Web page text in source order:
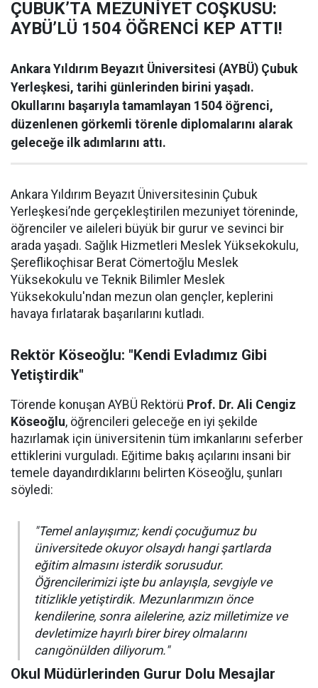
ÇUBUK’TA MEZUNİYET COŞKUSU:
AYBÜ’LÜ 1504 ÖĞRENCİ KEP ATTI!
Ankara Yıldırım Beyazıt Üniversitesi (AYBÜ) Çubuk
Yerleşkesi, tarihi günlerinden birini yaşadı.
Okullarını başarıyla tamamlayan 1504 öğrenci,
düzenlenen görkemli törenle diplomalarını alarak
geleceğe ilk adımlarını attı.
Ankara Yıldırım Beyazıt Üniversitesinin Çubuk
Yerleşkesi’nde gerçekleştirilen mezuniyet töreninde,
öğrenciler ve aileleri büyük bir gurur ve sevinci bir
arada yaşadı. Sağlık Hizmetleri Meslek Yüksekokulu,
Şereflikoçhisar Berat Cömertoğlu Meslek
Yüksekokulu ve Teknik Bilimler Meslek
Yüksekokulu'ndan mezun olan gençler, keplerini
havaya fırlatarak başarılarını kutladı.
Rektör Köseoğlu: "Kendi Evladımız Gibi
Yetiştirdik"
Törende konuşan AYBÜ Rektörü Prof. Dr. Ali Cengiz
Köseoğlu, öğrencileri geleceğe en iyi şekilde
hazırlamak için üniversitenin tüm imkanlarını seferber
ettiklerini vurguladı. Eğitime bakış açılarını insani bir
temele dayandırdıklarını belirten Köseoğlu, şunları
söyledi:
"Temel anlayışımız; kendi çocuğumuz bu
üniversitede okuyor olsaydı hangi şartlarda
eğitim almasını isterdik sorusudur.
Öğrencilerimizi işte bu anlayışla, sevgiyle ve
titizlikle yetiştirdik. Mezunlarımızın önce
kendilerine, sonra ailelerine, aziz milletimize ve
devletimize hayırlı birer birey olmalarını
canıgönülden diliyorum."
Okul Müdürlerinden Gurur Dolu Mesajlar